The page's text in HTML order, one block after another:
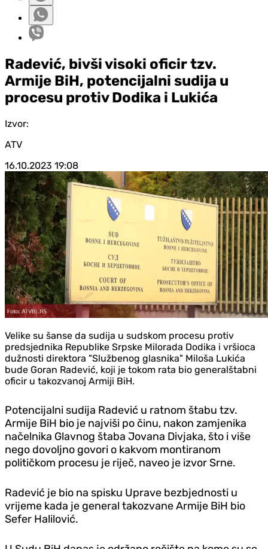
Radević, bivši visoki oficir tzv.
Armije BiH, potencijalni sudija u
procesu protiv Dodika i Lukića
Izvor:
ATV
16.10.2023 19:08
Velike su šanse da sudija u sudskom procesu protiv
predsjednika Republike Srpske Milorada Dodika i vršioca
dužnosti direktora "Službenog glasnika" Miloša Lukića
bude Goran Radević, koji je tokom rata bio generalštabni
oficir u takozvanoj Armiji BiH.
Potencijalni sudija Radević u ratnom štabu tzv.
Armije BiH bio je najviši po činu, nakon zamjenika
načelnika Glavnog štaba Jovana Divjaka, što i više
nego dovoljno govori o kakvom montiranom
političkom procesu je riječ, naveo je izvor Srne.
Radević je bio na spisku Uprave bezbjednosti u
vrijeme kada je general takozvane Armije BiH bio
Sefer Halilović.